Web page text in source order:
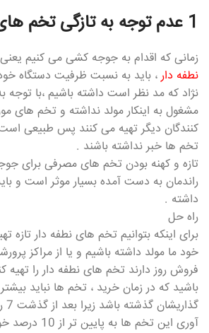
1 عدم توجه به تازگی تخم های نطفه دار
زمانی که اقدام به جوجه کشی می کنیم یعنی
نطفه دار، باید به نسبت ظرفیت دستگاه
نژاد که مد نظر است داشته باشیم ،با توجه
مشغول به اینکار مولد نداشته و تخم های مورد
کنندگان دیگر تهیه می کنند پس طبیعی است
تخم ها خبر نداشته باشند .
تازه و کهنه بودن تخم های مصرفی برای
راندمان به دست آمده بسیار موثر است و
داشته .
راه حل
برای اینکه بتوانیم تخم های نطفه دار تازه
خود ما مولد داشته باشیم و یا از مراکز
فروش روز دارند تخم های نطفه دار را تهیه
آوری این تخم ها به پایین تر از 10 درصد خواهد رسید.